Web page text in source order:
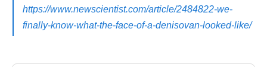
https://www.newscientist.com/article/2484822-we-
finally-know-what-the-face-of-a-denisovan-looked-like/